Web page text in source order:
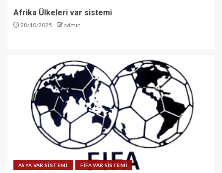
Afrika Ülkeleri var sistemi
28/10/2025 admin
ASYA VAR SİSTEMİ FİFA VAR SİSTEMİ